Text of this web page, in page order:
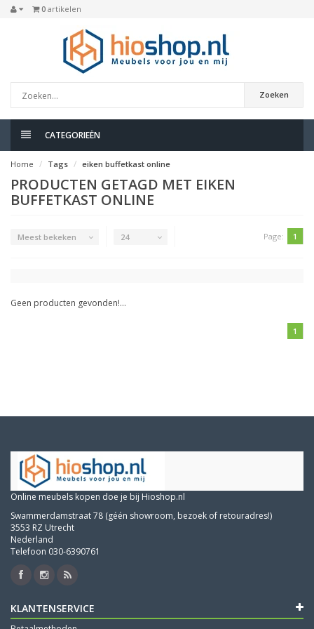
0 artikelen
Zoeken
CATEGORIEËN
Home Tags eiken buffetkast online
PRODUCTEN GETAGD MET EIKEN
BUFFETKAST ONLINE
Meest bekeken 24 Page: 1
Geen producten gevonden!...
1
Online meubels kopen doe je bij Hioshop.nl
Swammerdamstraat 78 (géén showroom, bezoek of retouradres!)
3553 RZ Utrecht
Nederland
Telefoon 030-6390761
KLANTENSERVICE